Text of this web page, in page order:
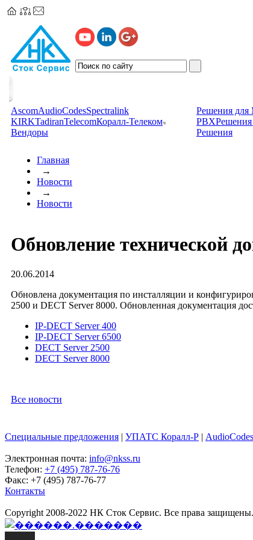
AscomAudioCodesSpectralink
KIRKTadiranTelecomКоралл-Телеком
Вендоры
Решения для
PBXРешения
Решения
Главная
→
Новости
→
Новости
Обновление технической
20.06.2014
Обновлена документация по инсталляции и
2500 и DECT Server 8000. Обновленная документация
IP-DECT Server 400
IP-DECT Server 6500
DECT Server 2500
DECT Server 8000
Все новости
Специальные предложения | УПАТС Коралл-Р |
Электронная почта: info@nkss.ru
Телефон: +7 (495) 787-76-76
Факс: +7 (495) 787-76-77
Контакты
Copyright 2008-2022 НК Сток Сервис. Все права защищены.